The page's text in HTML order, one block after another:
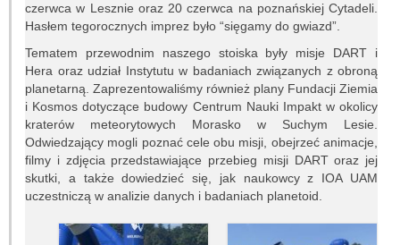
Kalendarz
BADANIA NAUKOWE
Dziedziny badań
Seminaria
Publikacje
czerwca w Lesznie oraz 20 czerwca na poznańskiej Cytadeli.
Hasłem tegorocznych imprez było “sięgamy do gwiazd”.
Tematem przewodnim naszego stoiska były misje DART i
Hera oraz udział Instytutu w badaniach związanych z obroną
planetarną. Zaprezentowaliśmy również plany Fundacji Ziemia
i Kosmos dotyczące budowy Centrum Nauki Impakt w okolicy
kraterów meteorytowych Morasko w Suchym Lesie.
Odwiedzający mogli poznać cele obu misji, obejrzeć animacje,
filmy i zdjęcia przedstawiające przebieg misji DART oraz jej
skutki, a także dowiedzieć się, jak naukowcy z IOA UAM
uczestniczą w analizie danych i badaniach planetoid.